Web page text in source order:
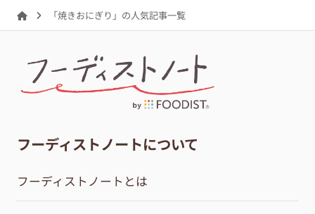
「焼きおにぎり」の人気記事一覧
フーディストノートについて
フーディストノートとは